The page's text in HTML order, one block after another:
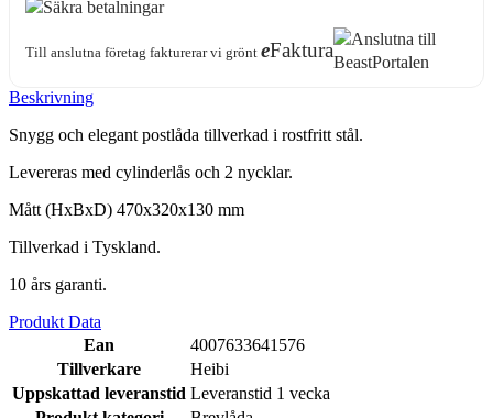
Till anslutna företag fakturerar vi grönt eFaktura
Beskrivning
Snygg och elegant postlåda tillverkad i rostfritt stål.
Levereras med cylinderlås och 2 nycklar.
Mått (HxBxD) 470x320x130 mm
Tillverkad i Tyskland.
10 års garanti.
Produkt Data
Ean
4007633641576
Tillverkare
Heibi
Uppskattad leveranstid Leveranstid 1 vecka